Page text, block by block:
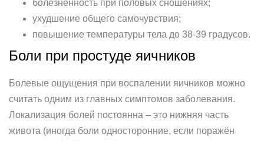
болезненность при половых сношениях;
ухудшение общего самочувствия;
повышение температуры тела до 38-39 градусов.
Боли при простуде яичников
Болевые ощущения при воспалении яичников можно
считать одним из главных симптомов заболевания.
Локализация болей постоянна – это нижняя часть
живота (иногда боли односторонние, если поражён